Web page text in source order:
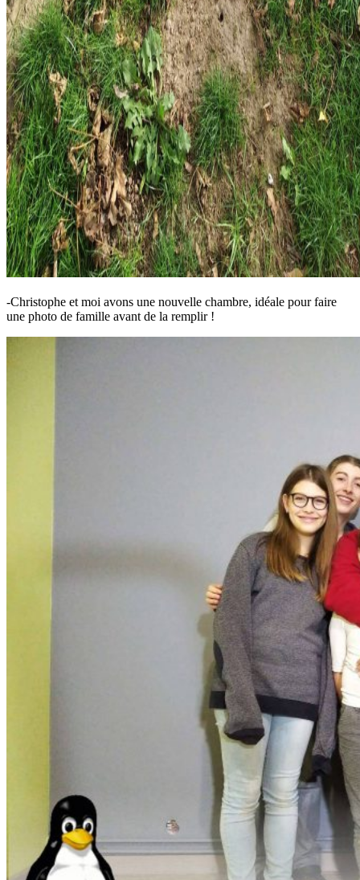
-Christophe et moi avons une nouvelle chambre, idéale pour faire
une photo de famille avant de la remplir !